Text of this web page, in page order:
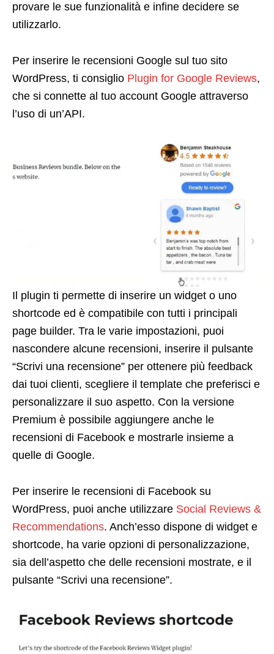
provare le sue funzionalità e infine decidere se
utilizzarlo.
Per inserire le recensioni Google sul tuo sito
WordPress, ti consiglio Plugin for Google Reviews,
che si connette al tuo account Google attraverso
l’uso di un’API.
Il plugin ti permette di inserire un widget o uno
shortcode ed è compatibile con tutti i principali
page builder. Tra le varie impostazioni, puoi
nascondere alcune recensioni, inserire il pulsante
“Scrivi una recensione” per ottenere più feedback
dai tuoi clienti, scegliere il template che preferisci e
personalizzare il suo aspetto. Con la versione
Premium è possibile aggiungere anche le
recensioni di Facebook e mostrarle insieme a
quelle di Google.
Per inserire le recensioni di Facebook su
WordPress, puoi anche utilizzare Social Reviews &
Recommendations. Anch’esso dispone di widget e
shortcode, ha varie opzioni di personalizzazione,
sia dell’aspetto che delle recensioni mostrate, e il
pulsante “Scrivi una recensione”.